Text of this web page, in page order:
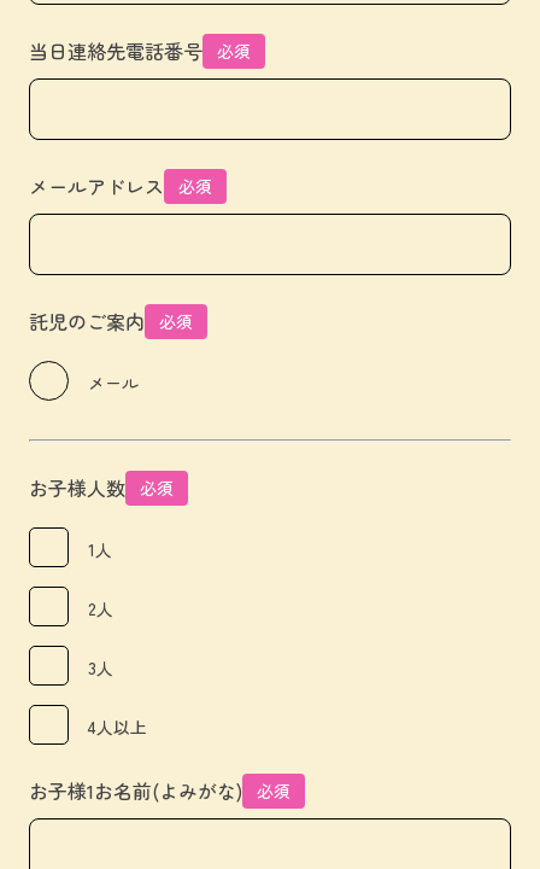
当日連絡先電話番号 必須
メールアドレス 必須
託児のご案内 必須
メール
お子様人数 必須
1人
2人
3人
4人以上
お子様1お名前(よみがな) 必須